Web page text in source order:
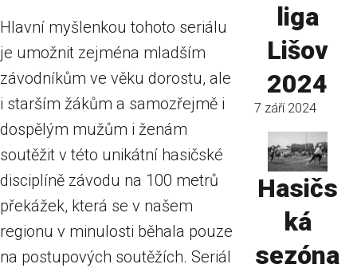
Hlavní myšlenkou tohoto seriálu
je umožnit zejména mladším
závodníkům ve věku dorostu, ale
i starším žákům a samozřejmě i
dospělým mužům i ženám
soutěžit v této unikátní hasičské
disciplíně závodu na 100 metrů
překážek, která se v našem
regionu v minulosti běhala pouze
na postupových soutěžích. Seriál
liga
Lišov
2024
7 září 2024
Hasičs
ká
sezóna